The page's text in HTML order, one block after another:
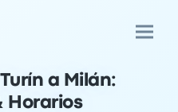
a Milán:
Horarios